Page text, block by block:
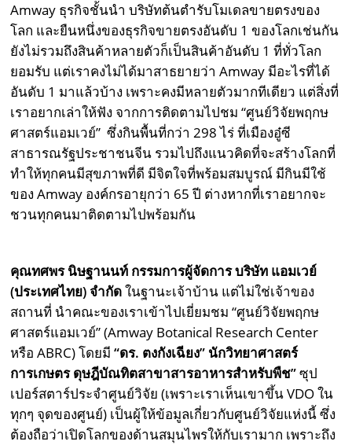
Amway ธุรกิจชั้นนำ บริษัทต้นตำรับโมเดลขายตรงของ
โลก และยืนหนึ่งของธุรกิจขายตรงอันดับ 1 ของโลกเช่นกัน
ยังไม่รวมถึงสินค้าหลายตัวก็เป็นสินค้าอันดับ 1 ที่ทั่วโลก
ยอมรับ แต่เราคงไม่ได้มาสาธยายว่า Amway มีอะไรที่ได้
อันดับ 1 มาแล้วบ้าง เพราะคงมีหลายตัวมากทีเดียว แต่สิ่งที่
เราอยากเล่าให้ฟัง จากการติดตามไปชม “ศูนย์วิจัยพฤกษ
ศาสตร์แอมเวย์” ซึ่งกินพื้นที่กว่า 298 ไร่ ที่เมืองอู๋ซี
สาธารณรัฐประชาชนจีน รวมไปถึงแนวคิดที่จะสร้างโลกที่
ทำให้ทุกคนมีสุขภาพที่ดี มีจิตใจที่พร้อมสมบูรณ์ มีกินมีใช้
ของ Amway องค์กรอายุกว่า 65 ปี ต่างหากที่เราอยากจะ
ชวนทุกคนมาติดตามไปพร้อมกัน
คุณทศพร นิษฐานนท์ กรรมการผู้จัดการ บริษัท แอมเวย์
(ประเทศไทย) จำกัดในฐานะเจ้าบ้าน แต่ไม่ใช่เจ้าของ
สถานที่ นำคณะของเราเข้าไปเยี่ยมชม “ศูนย์วิจัยพฤกษ
ศาสตร์แอมเวย์” (Amway Botanical Research Center
หรือ ABRC) โดยมี“ดร. ตงกังเฉียง” นักวิทยาศาสตร์
การเกษตร ดุษฎีบัณทิตสาขาสารอาหารสำหรับพืช”ซุป
เปอร์สตาร์ประจำศูนย์วิจัย (เพราะเราเห็นเขาขึ้น VDO ใน
ทุกๆ จุดของศูนย์) เป็นผู้ให้ข้อมูลเกี่ยวกับศูนย์วิจัยแห่งนี้ ซึ่ง
ต้องถือว่าเปิดโลกของด้านสมุนไพรให้กับเรามาก เพราะถึง